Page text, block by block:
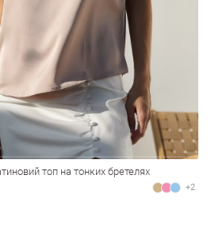
топ на тонких бретелях
+2